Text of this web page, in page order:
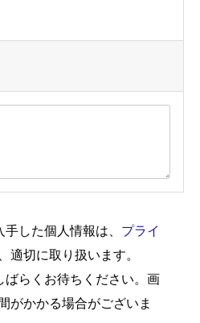
した個人情報は、 プライ
適切に取り扱います。
らくお待ちください。画
がかかる場合がございま